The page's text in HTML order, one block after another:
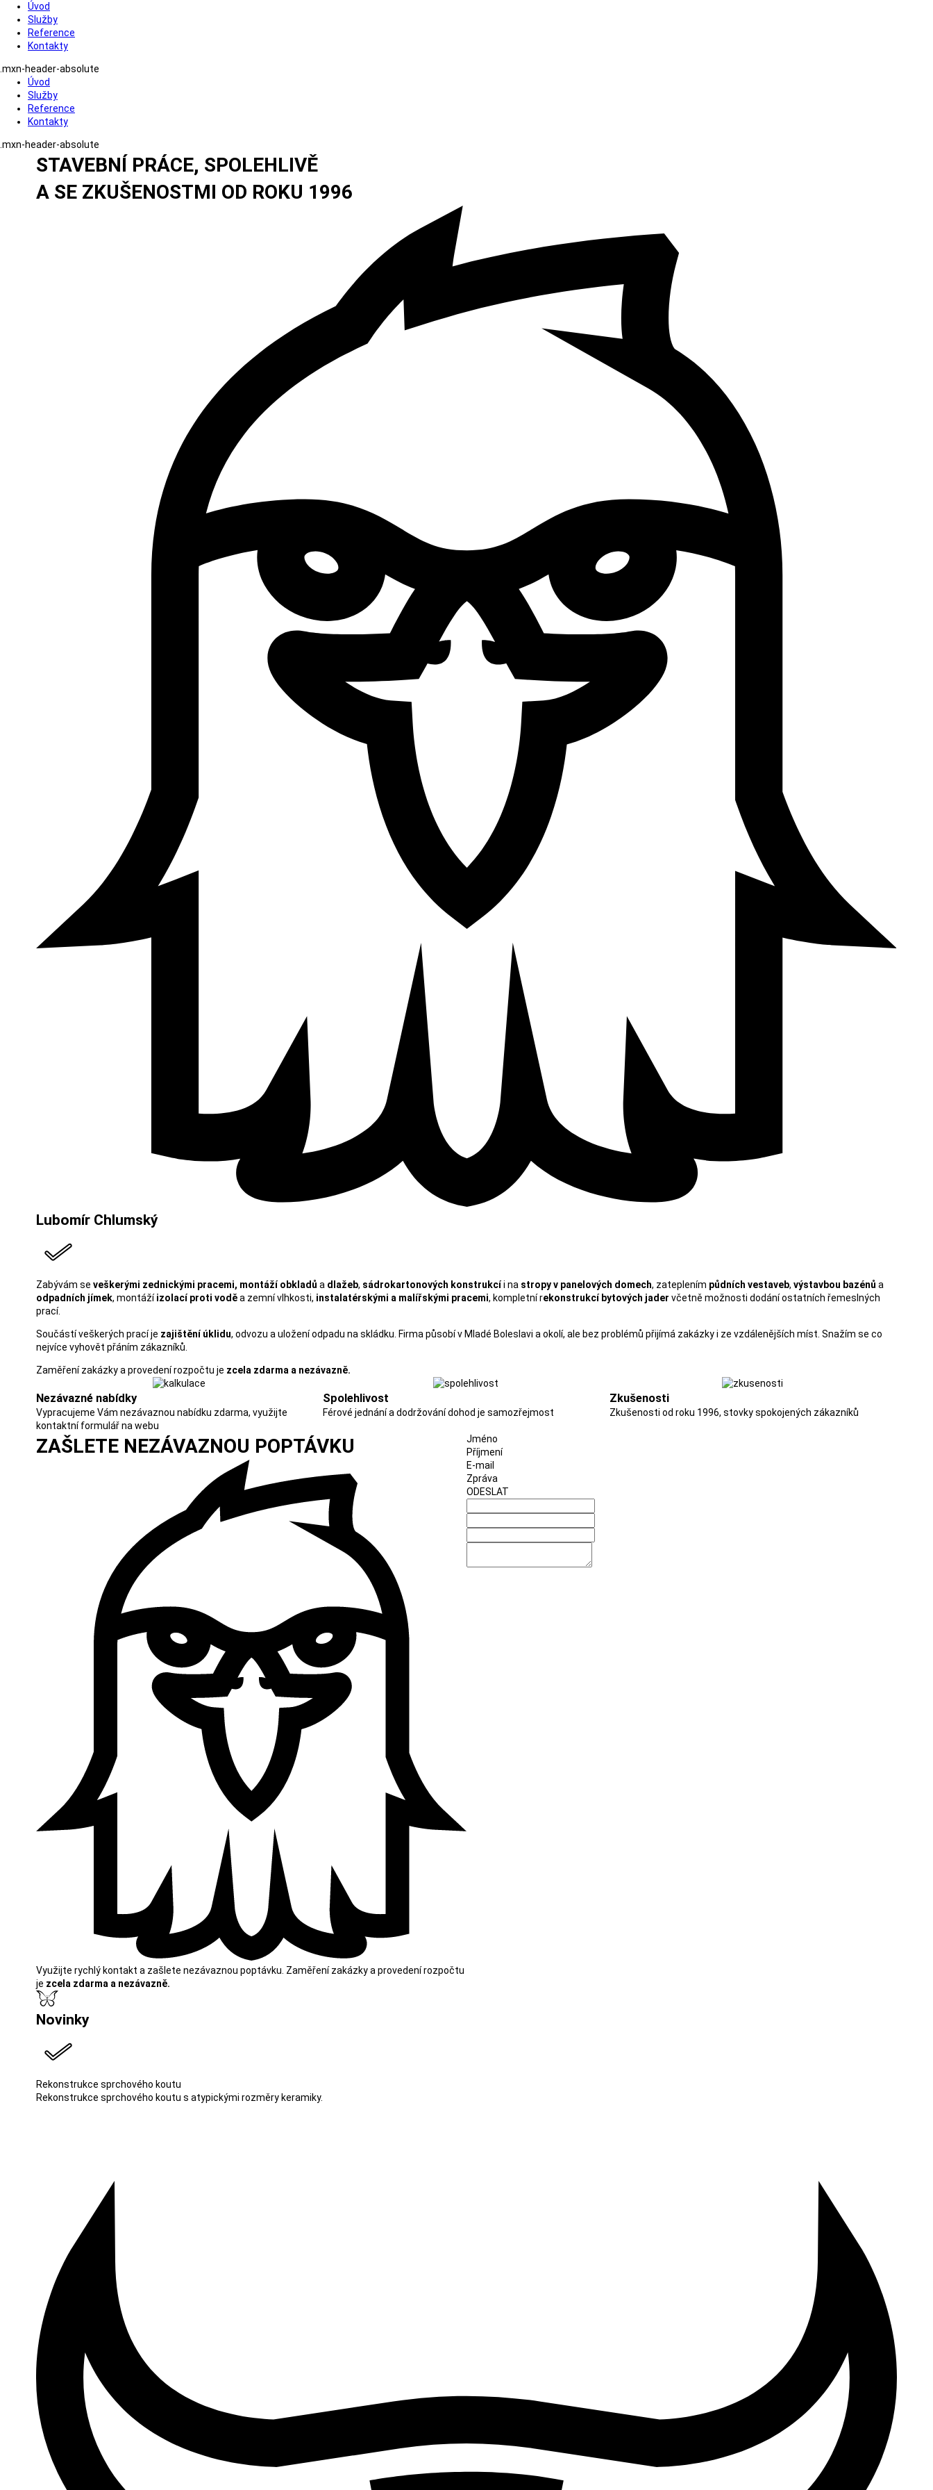
Úvod
Služby
Reference
Kontakty
.mxn-header-absolute
Úvod
Služby
Reference
Kontakty
.mxn-header-absolute
STAVEBNÍ PRÁCE, SPOLEHLIVĚ
A SE ZKUŠENOSTMI OD ROKU 1996
Lubomír Chlumský
Zabývám se veškerými zednickými pracemi, montáží obkladů a dlažeb, sádrokartonových konstrukcíi na stropy v panelových domech, zateplením půdních vestaveb, výstavbou bazénů a
odpadních jímek, montážíizolací proti voděa zemní vlhkosti, instalatérskými a malířskými pracemi, kompletní rekonstrukcí bytových jader včetně možnosti dodání ostatních řemeslných
prací.
Součástí veškerých prací je zajištění úklidu, odvozu a uložení odpadu na skládku. Firma působí v Mladé Boleslavi a okolí, ale bez problémů přijímá zakázky i ze vzdálenějších míst. Snažím se co
nejvíce vyhovět přáním zákazníků.
Zaměření zakázky a provedení rozpočtu je zcela zdarma a nezávazně.
Nezávazné nabídky
Vypracujeme Vám nezávaznou nabídku zdarma, využijte
kontaktní formulář na webu
Spolehlivost
Férové jednání a dodržování dohod je samozřejmost
Zkušenosti
Zkušenosti od roku 1996, stovky spokojených zákazníků
ZAŠLETE NEZÁVAZNOU POPTÁVKU
Využijte rychlý kontakt a zašlete nezávaznou poptávku. Zaměření zakázky a provedení rozpočtu
je zcela zdarma a nezávazně.
Jméno
Příjmení
E-mail
Zpráva
ODESLAT
Novinky
Rekonstrukce sprchového koutu
Rekonstrukce sprchového koutu s atypickými rozměry keramiky.